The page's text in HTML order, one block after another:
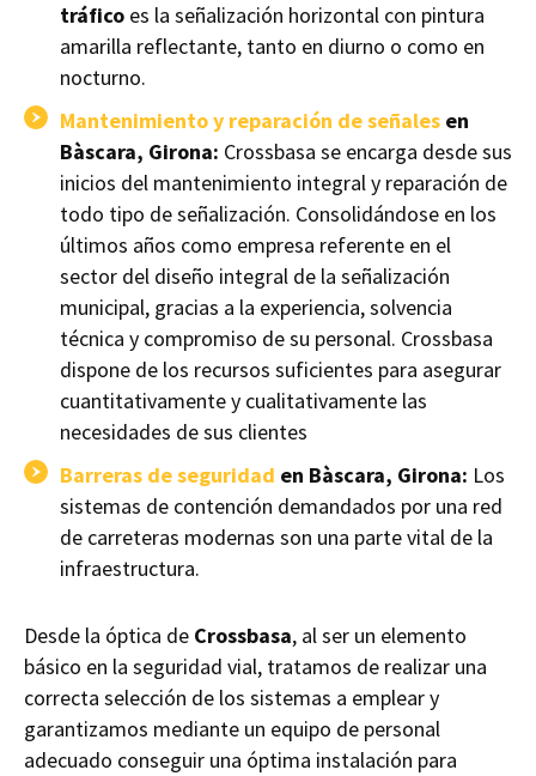
tráfico es la señalización horizontal con pintura
amarilla reflectante, tanto en diurno o como en
nocturno.
Mantenimiento y reparación de señales en
Bàscara, Girona: Crossbasa se encarga desde sus
inicios del mantenimiento integral y reparación de
todo tipo de señalización. Consolidándose en los
últimos años como empresa referente en el
sector del diseño integral de la señalización
municipal, gracias a la experiencia, solvencia
técnica y compromiso de su personal. Crossbasa
dispone de los recursos suficientes para asegurar
cuantitativamente y cualitativamente las
necesidades de sus clientes
Barreras de seguridad en Bàscara, Girona: Los
sistemas de contención demandados por una red
de carreteras modernas son una parte vital de la
infraestructura.
Desde la óptica de Crossbasa, al ser un elemento
básico en la seguridad vial, tratamos de realizar una
correcta selección de los sistemas a emplear y
garantizamos mediante un equipo de personal
adecuado conseguir una óptima instalación para